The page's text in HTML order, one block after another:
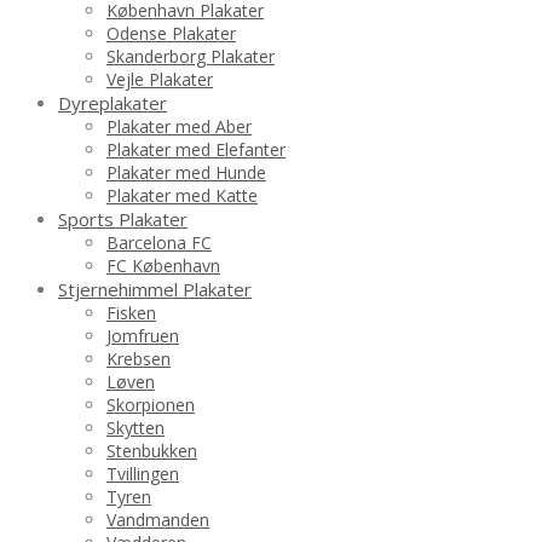
København Plakater
Odense Plakater
Skanderborg Plakater
Vejle Plakater
Dyreplakater
Plakater med Aber
Plakater med Elefanter
Plakater med Hunde
Plakater med Katte
Sports Plakater
Barcelona FC
FC København
Stjernehimmel Plakater
Fisken
Jomfruen
Krebsen
Løven
Skorpionen
Skytten
Stenbukken
Tvillingen
Tyren
Vandmanden